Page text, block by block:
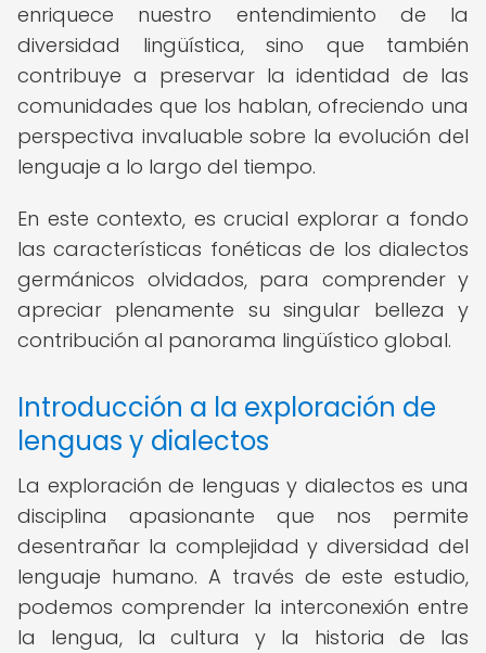
enriquece nuestro entendimiento de la
diversidad lingüística, sino que también
contribuye a preservar la identidad de las
comunidades que los hablan, ofreciendo una
perspectiva invaluable sobre la evolución del
lenguaje a lo largo del tiempo.
En este contexto, es crucial explorar a fondo
las características fonéticas de los dialectos
germánicos olvidados, para comprender y
apreciar plenamente su singular belleza y
contribución al panorama lingüístico global.
Introducción a la exploración de
lenguas y dialectos
La exploración de lenguas y dialectos es una
disciplina apasionante que nos permite
desentrañar la complejidad y diversidad del
lenguaje humano. A través de este estudio,
podemos comprender la interconexión entre
la lengua, la cultura y la historia de las